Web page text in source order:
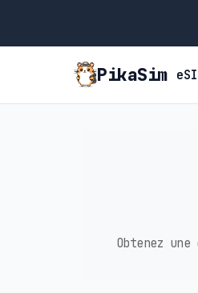
PikaSim
Obtenez